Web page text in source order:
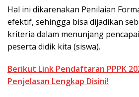
Hal ini dikarenakan Penilaian
efektif, sehingga bisa dijadikan
kriteria dalam menunjang
peserta didik kita (siswa).
Berikut Link Pendaftaran PPPK
Penjelasan Lengkap Disini!